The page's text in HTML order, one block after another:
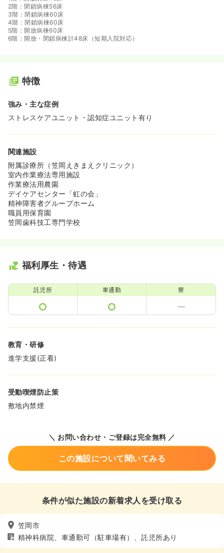
2階：閉鎖病棟56床
3階：閉鎖病棟60床
4階：閉鎖病棟60床
5階：開放病棟60床
6階：開放・閉鎖病棟計48床（短期入院対応）
特徴
強み・主な症例
ストレスケアユニット・認知症ユニット有り
関連施設
附属診療所（笠岡えきまえクリニック）
室内作業療法専用施設
作業療法用農園
デイケアセンター「虹の会」
精神障害者グループホーム
職員用保育園
笠岡歯科技工専門学校
福利厚生・待遇
託児所 車通勤 寮
教育・研修
進学支援(正看)
受動喫煙防止策
敷地内禁煙
＼ お問い合わせ・ご登録は完全無料 ／
この施設について聞いてみる
条件が似た施設の新着求人を受け取る
笠岡市
精神科病院、車通勤可（駐車場有）、託児所あり